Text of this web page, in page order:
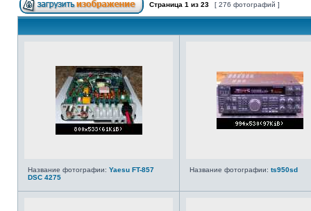
Страница 1 из 23 [ 276 фотографий ]
Название фотографии: Yaesu FT-857
DSC 4275
Название фотографии: ts950sd